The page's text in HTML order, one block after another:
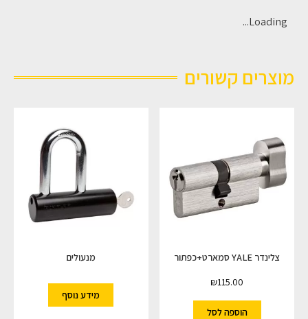
Loading...
מוצרים קשורים
צלינדר YALE סמארט+כפתור
₪115.00
הוספה לסל
מנעולים
מידע נוסף